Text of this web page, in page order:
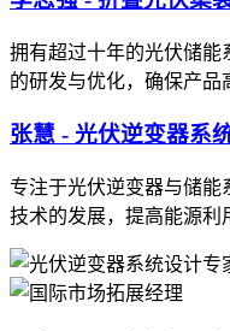
拥有超过十年的光伏储能
的研发与优化，确保产品
张慧 - 光伏逆变器系
专注于光伏逆变器与储能
技术的发展，提高能源利